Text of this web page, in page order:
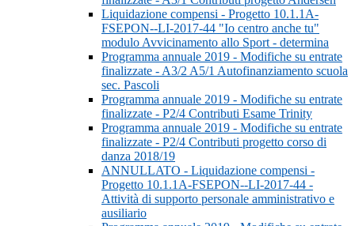
Liquidazione compensi - Progetto 10.1.1A-
FSEPON--LI-2017-44 "Io centro anche tu"
modulo Avvicinamento allo Sport - determina
Programma annuale 2019 - Modifiche su entrate
finalizzate - A3/2 A5/1 Autofinanziamento scuola
sec. Pascoli
Programma annuale 2019 - Modifiche su entrate
finalizzate - P2/4 Contributi Esame Trinity
Programma annuale 2019 - Modifiche su entrate
finalizzate - P2/4 Contributi progetto corso di
danza 2018/19
ANNULLATO - Liquidazione compensi -
Progetto 10.1.1A-FSEPON--LI-2017-44 -
Attività di supporto personale amministrativo e
ausiliario